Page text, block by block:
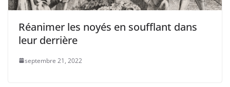
Réanimer les noyés en soufflant dans
leur derrière
septembre 21, 2022